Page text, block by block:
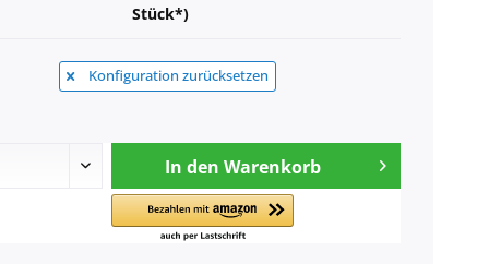
Stück*)
Konfiguration zurücksetzen
In den Warenkorb